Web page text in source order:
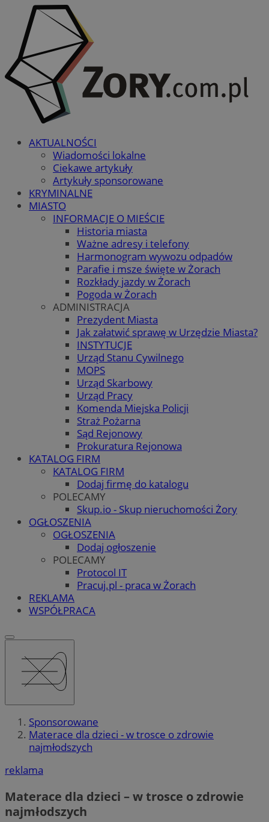
AKTUALNOŚCI
Wiadomości lokalne
Ciekawe artykuły
Artykuły sponsorowane
KRYMINALNE
MIASTO
INFORMACJE O MIEŚCIE
Historia miasta
Ważne adresy i telefony
Harmonogram wywozu odpadów
Parafie i msze święte w Żorach
Rozkłady jazdy w Żorach
Pogoda w Żorach
ADMINISTRACJA
Prezydent Miasta
Jak załatwić sprawę w Urzędzie Miasta?
INSTYTUCJE
Urząd Stanu Cywilnego
MOPS
Urząd Skarbowy
Urząd Pracy
Komenda Miejska Policji
Straż Pożarna
Sąd Rejonowy
Prokuratura Rejonowa
KATALOG FIRM
KATALOG FIRM
Dodaj firmę do katalogu
POLECAMY
Skup.io - Skup nieruchomości Żory
OGŁOSZENIA
OGŁOSZENIA
Dodaj ogłoszenie
POLECAMY
Protocol IT
Pracuj.pl - praca w Żorach
REKLAMA
WSPÓŁPRACA
Sponsorowane
Materace dla dzieci - w trosce o zdrowie
najmłodszych
reklama
Materace dla dzieci – w trosce o zdrowie
najmłodszych